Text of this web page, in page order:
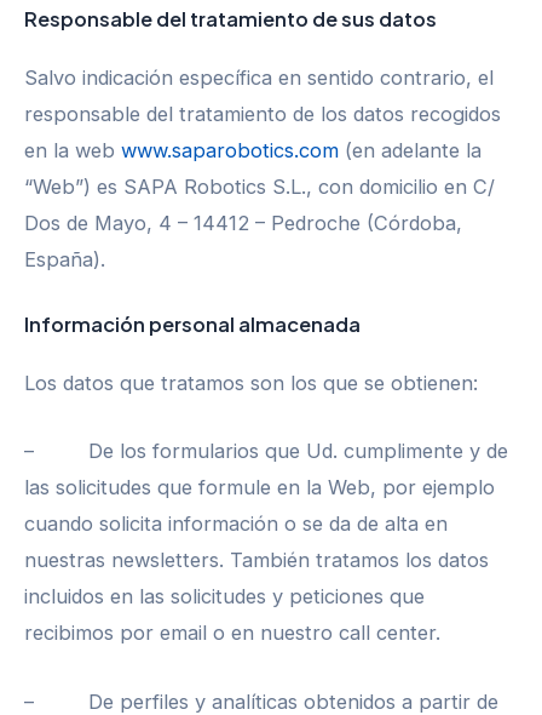
Responsable del tratamiento de sus datos
Salvo indicación específica en sentido contrario, el
responsable del tratamiento de los datos recogidos
en la web www.saparobotics.com (en adelante la
“Web”) es SAPA Robotics S.L., con domicilio en C/
Dos de Mayo, 4 – 14412 – Pedroche (Córdoba,
España).
Información personal almacenada
Los datos que tratamos son los que se obtienen:
– De los formularios que Ud. cumplimente y de
las solicitudes que formule en la Web, por ejemplo
cuando solicita información o se da de alta en
nuestras newsletters. También tratamos los datos
incluidos en las solicitudes y peticiones que
recibimos por email o en nuestro call center.
– De perfiles y analíticas obtenidos a partir de